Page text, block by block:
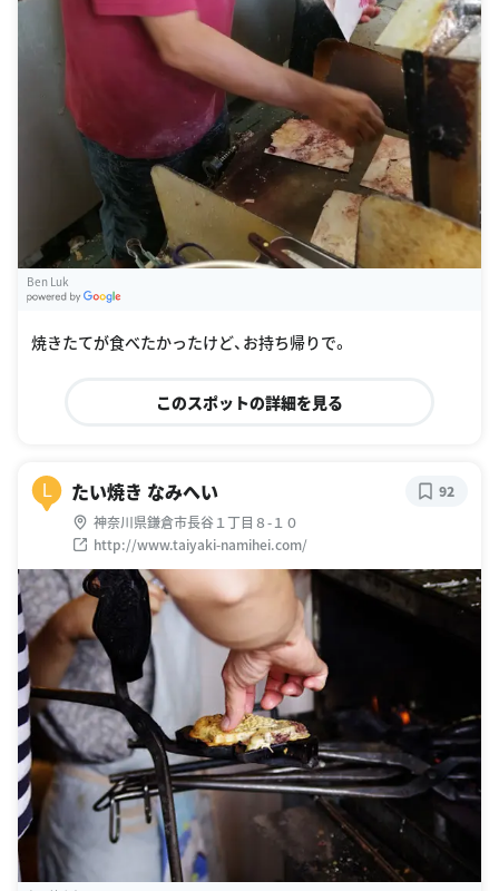
Ben Luk
焼きたてが食べたかったけど、お持ち帰りで。
このスポットの詳細を見る
L たい焼き なみへい
神奈川県鎌倉市長谷１丁目８-１０
http://www.taiyaki-namihei.com/
92